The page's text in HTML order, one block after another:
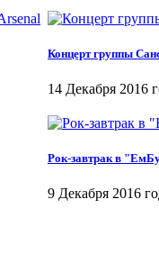
Концерт группы
14 Декабря 2016
Рок-завтрак в
9 Декабря 2016